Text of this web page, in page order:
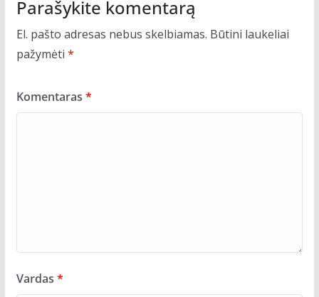
Parašykite komentarą
El. pašto adresas nebus skelbiamas. Būtini laukeliai
pažymėti *
Komentaras *
Vardas *